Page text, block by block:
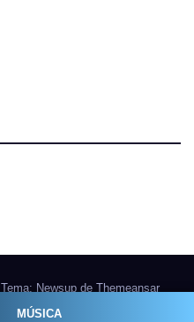
MÚSICA
Tema: Newsup de Themeansar